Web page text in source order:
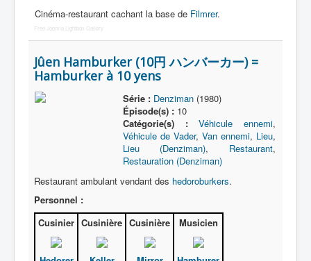
Bases
Beauté
Boutiques
Culture
Émissions
Loisirs
Cinéma-restaurant cachant la base de Filmrer.
Free Joomla Lightbox Gallery
Jûen Hamburker (10円 ハンバーカー) =
Hamburker à 10 yens
Série : Denziman(1980)
Épisode(s) :10
Catégorie(s) :
Véhicule ennemi,
Véhicule de Vader, Van ennemi, Lieu,
Lieu (Denziman), Restaurant,
Restauration (Denziman)
Restaurant ambulant vendant des hedoroburkers.
Personnel :
Cusinier Cusinière Cusinière Musicien